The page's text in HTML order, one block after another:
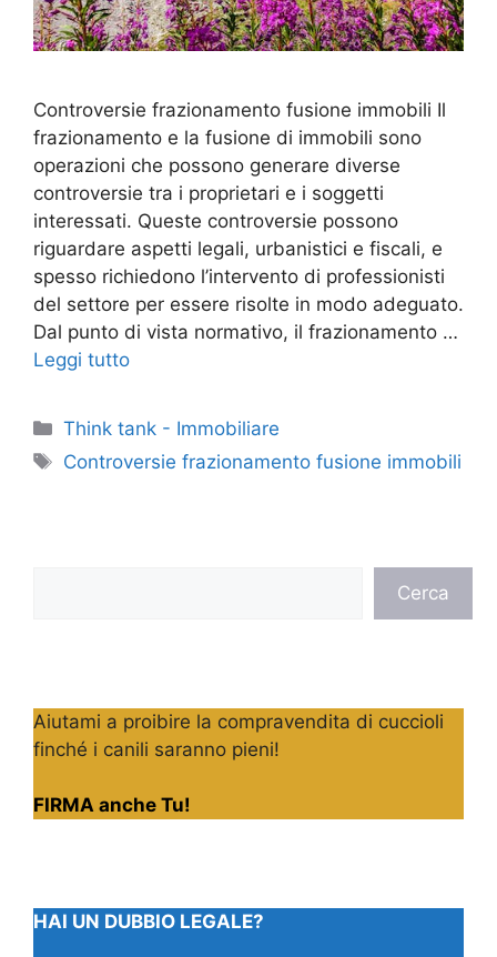
Controversie frazionamento fusione immobili Il
frazionamento e la fusione di immobili sono
operazioni che possono generare diverse
controversie tra i proprietari e i soggetti
interessati. Queste controversie possono
riguardare aspetti legali, urbanistici e fiscali, e
spesso richiedono l’intervento di professionisti
del settore per essere risolte in modo adeguato.
Dal punto di vista normativo, il frazionamento …
Leggi tutto
Categorie
Think tank - Immobiliare
Tag
Controversie frazionamento fusione immobili
Cerca
Aiutami a proibire la compravendita di cuccioli
finché i canili saranno pieni!
FIRMA anche Tu!
HAI UN DUBBIO LEGALE?